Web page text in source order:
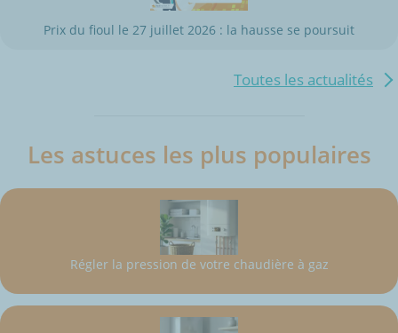
Prix du fioul le 27 juillet 2026 : la hausse se poursuit
Toutes les actualités
Les astuces les plus populaires
Régler la pression de votre chaudière à gaz